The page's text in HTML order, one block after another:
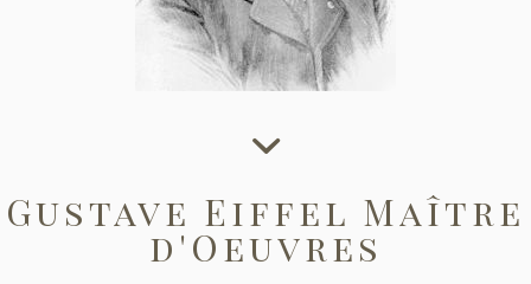
Gustave Eiffel Maître
d'Oeuvres